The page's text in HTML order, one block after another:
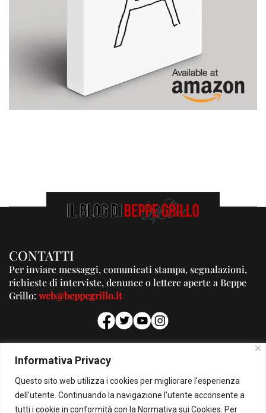
Informativa Privacy
Questo sito web utilizza i cookies per migliorare l'esperienza
dell'utente. Continuando la navigazione l'utente acconsente a
tutti i cookie in conformità con la Normativa sui Cookies. Per
CONTATTI
Per inviare messaggi, comunicati stampa, segnalazioni,
richieste di interviste, denunce o lettere aperte a Beppe
Grillo:web@beppegrillo.it
PUBBLICITA'
Per la tua pubblicità su questo Blog:
pubblicita@beppegrillo.it